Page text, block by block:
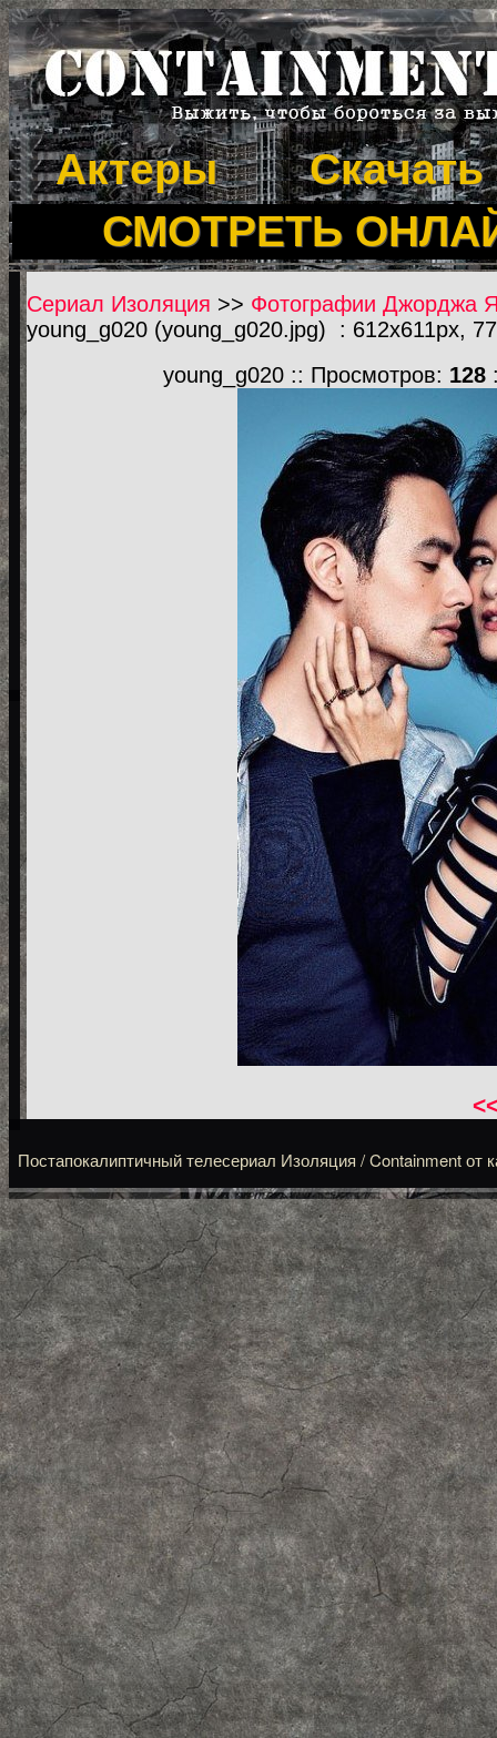
Актеры
Скачать
СМОТРЕТЬ
Сериал Изоляция >> Фотографии Джорджа
young_g020 (young_g020.jpg) : 612x611px,
young_g020 :: Просмотров: 128
Постапокалиптичный телесериал Изоляция / Containment от